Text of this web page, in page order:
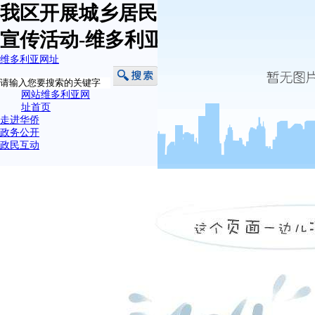
我区开展城乡居民基本养老保险政策
宣传活动-维多利亚网址
维多利亚网址
网站维多利亚网
址首页
走进华侨
政务公开
政民互动